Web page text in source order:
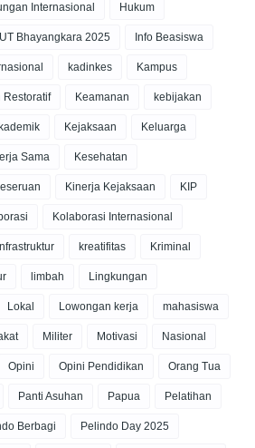
Internasional Hukum
Bhayangkara 2025 Info Beasiswa
kadinkes Kampus
Restoratif Keamanan kebijakan
Kejaksaan Keluarga
Sama Kesehatan
Kinerja Kejaksaan KIP
Kolaborasi Internasional
kreatifitas Kriminal
limbah Lingkungan
Lokal Lowongan kerja mahasiswa
Militer Motivasi Nasional
Opini Opini Pendidikan Orang Tua
Panti Asuhan Papua Pelatihan
Berbagi Pelindo Day 2025